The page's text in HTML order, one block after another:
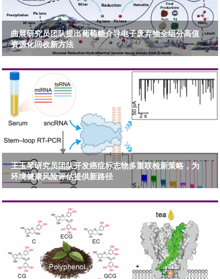
曲展研究员团队提出葡萄糖介导电子废弃物全组分高值
资源化回收新方法
王玉琴研究员团队开发癌症标志物多重联检新策略，为
环境健康风险评估提供新路径